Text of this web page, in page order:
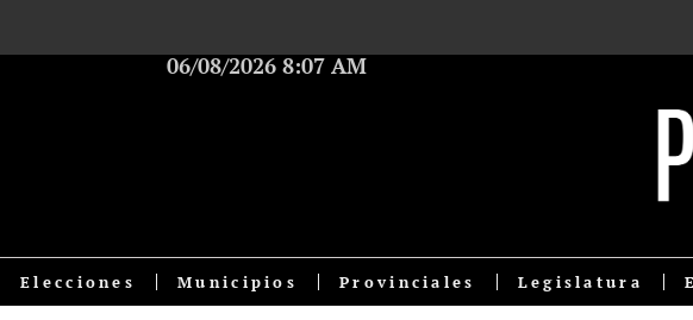
06/08/2026 8:07 AM
Elecciones Municipios Provinciales Legislatura